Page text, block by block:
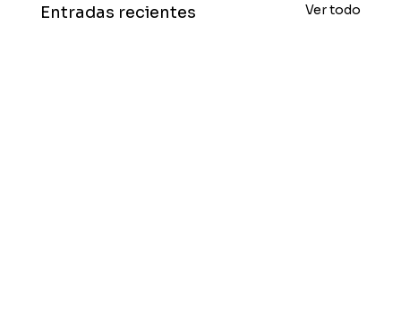
Entradas recientes Ver todo